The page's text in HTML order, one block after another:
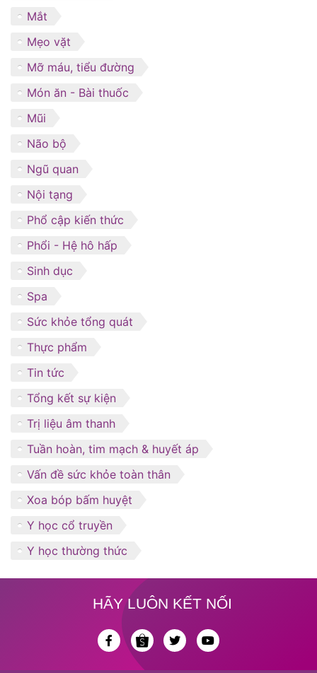
Mắt
Mẹo vặt
Mỡ máu, tiểu đường
Món ăn - Bài thuốc
Mũi
Não bộ
Ngũ quan
Nội tạng
Phổ cập kiến thức
Phổi - Hệ hô hấp
Sinh dục
Spa
Sức khỏe tổng quát
Thực phẩm
Tin tức
Tổng kết sự kiện
Trị liệu âm thanh
Tuần hoàn, tim mạch & huyết áp
Vấn đề sức khỏe toàn thân
Xoa bóp bấm huyệt
Y học cổ truyền
Y học thường thức
HÃY LUÔN KẾT NỐI